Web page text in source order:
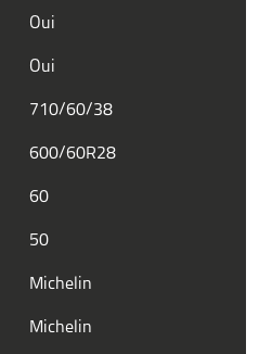
Oui
Oui
710/60/38
600/60R28
60
50
Michelin
Michelin